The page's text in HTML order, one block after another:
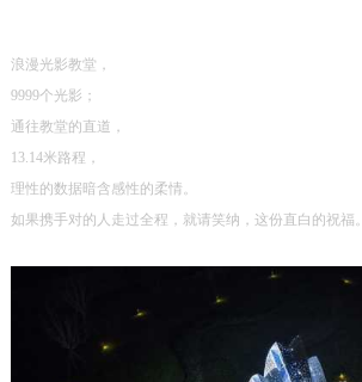
浪漫光影教堂，
9999个光影；
通往教堂的直道，
13.14米路程，
理性的数据暗含感性的柔情。
如果携手对的人走过全程，就请笑纳，这份直白的祝福。